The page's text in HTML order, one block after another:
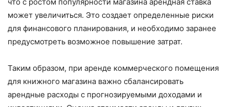
может увеличиться. Это создает определенные риски
для финансового планирования, и необходимо заранее
предусмотреть возможное повышение затрат.
Таким образом, при аренде коммерческого помещения
для книжного магазина важно сбалансировать
арендные расходы с прогнозируемыми доходами и